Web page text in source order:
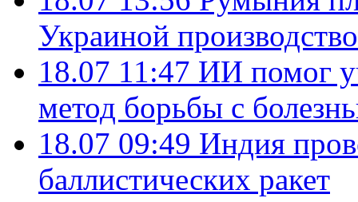
Украиной
18.07 11:47 ИИ помог
метод борьбы с
18.07 09:49 Индия
баллистических ракет